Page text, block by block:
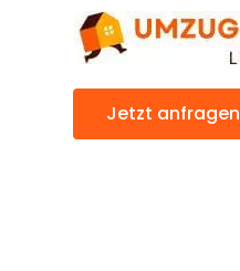
Jetzt anfragen